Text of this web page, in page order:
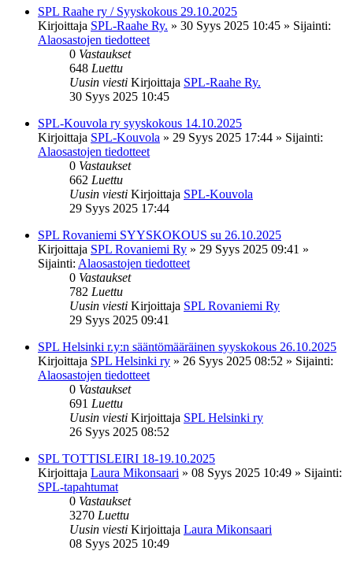
SPL Raahe ry / Syyskokous 29.10.2025
Kirjoittaja SPL-Raahe Ry. » 30 Syys 2025 10:45 » Sijainti:
Alaosastojen tiedotteet
0 Vastaukset
648 Luettu
Uusin viesti Kirjoittaja SPL-Raahe Ry.
30 Syys 2025 10:45
SPL-Kouvola ry syyskokous 14.10.2025
Kirjoittaja SPL-Kouvola » 29 Syys 2025 17:44 » Sijainti:
Alaosastojen tiedotteet
0 Vastaukset
662 Luettu
Uusin viesti Kirjoittaja SPL-Kouvola
29 Syys 2025 17:44
SPL Rovaniemi SYYSKOKOUS su 26.10.2025
Kirjoittaja SPL Rovaniemi Ry » 29 Syys 2025 09:41 »
Sijainti: Alaosastojen tiedotteet
0 Vastaukset
782 Luettu
Uusin viesti Kirjoittaja SPL Rovaniemi Ry
29 Syys 2025 09:41
SPL Helsinki r.y:n sääntömääräinen syyskokous 26.10.2025
Kirjoittaja SPL Helsinki ry » 26 Syys 2025 08:52 » Sijainti:
Alaosastojen tiedotteet
0 Vastaukset
691 Luettu
Uusin viesti Kirjoittaja SPL Helsinki ry
26 Syys 2025 08:52
SPL TOTTISLEIRI 18-19.10.2025
Kirjoittaja Laura Mikonsaari » 08 Syys 2025 10:49 » Sijainti:
SPL-tapahtumat
0 Vastaukset
3270 Luettu
Uusin viesti Kirjoittaja Laura Mikonsaari
08 Syys 2025 10:49